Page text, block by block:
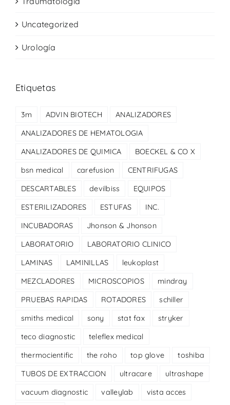
Uncategorized
Urología
Etiquetas
3m ADVIN BIOTECH
ANALIZADORES
ANALIZADORES DE HEMATOLOGIA
ANALIZADORES DE QUIMICA
BOECKEL & CO X
bsn medical
carefusion
CENTRIFUGAS
DESCARTABLES
devilbiss
EQUIPOS
ESTERILIZADORES
ESTUFAS
INC.
INCUBADORAS
Jhonson & Jhonson
LABORATORIO
LABORATORIO CLINICO
LAMINAS
LAMINILLAS
leukoplast
MEZCLADORES
MICROSCOPIOS
mindray
PRUEBAS RAPIDAS
ROTADORES
schiller
smiths medical
sony stat fax
stryker
teco diagnostic
teleflex medical
thermocientific
the roho top glove
toshiba
TUBOS DE EXTRACCION
ultracare
ultrashape
vacuum diagnostic
valleylab vista acces